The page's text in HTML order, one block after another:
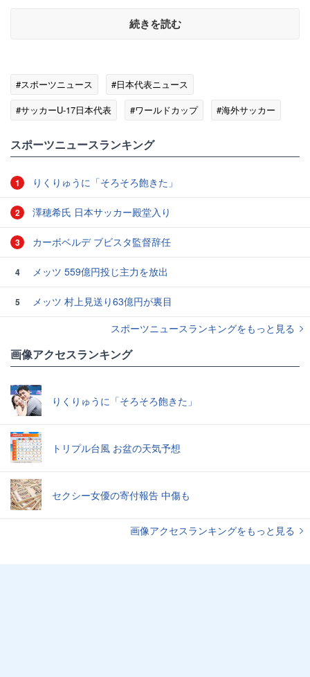
続きを読む
#スポーツニュース
#日本代表ニュース
#サッカーU-17日本代表
#ワールドカップ #海外サッカー
スポーツニュースランキング
1 りくりゅうに「そろそろ飽きた」
2 澤穂希氏 日本サッカー殿堂入り
3 カーボベルデ ブビスタ監督辞任
4 メッツ 559億円投じ主力を放出
5
メッツ 村上見送り63億円が裏目
スポーツニュースランキングをもっと見る
画像アクセスランキング
りくりゅうに「そろそろ飽きた」
トリプル台風 お盆の天気予想
セクシー女優の寄付報告 中傷も
画像アクセスランキングをもっと見る